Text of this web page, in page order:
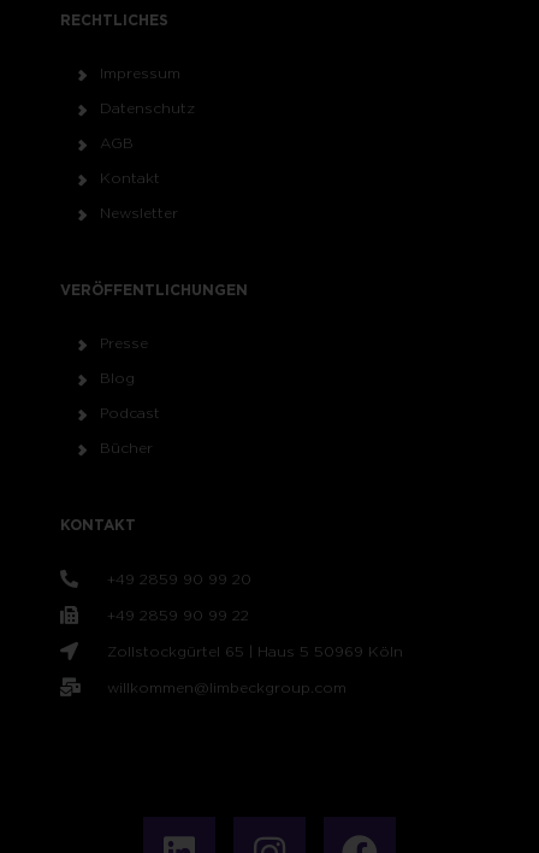
RECHTLICHES
Impressum
Datenschutz
AGB
Kontakt
Newsletter
VERÖFFENTLICHUNGEN
Presse
Blog
Podcast
Bücher
KONTAKT
+49 2859 90 99 20
+49 2859 90 99 22
Zollstockgürtel 65 | Haus 5 50969 Köln
willkommen@limbeckgroup.com